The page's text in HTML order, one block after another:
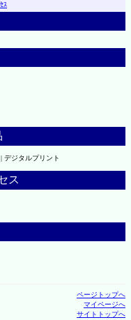
ｽ
デジタルプリント
ス
ページトップへ
マイページへ
サイトトップへ